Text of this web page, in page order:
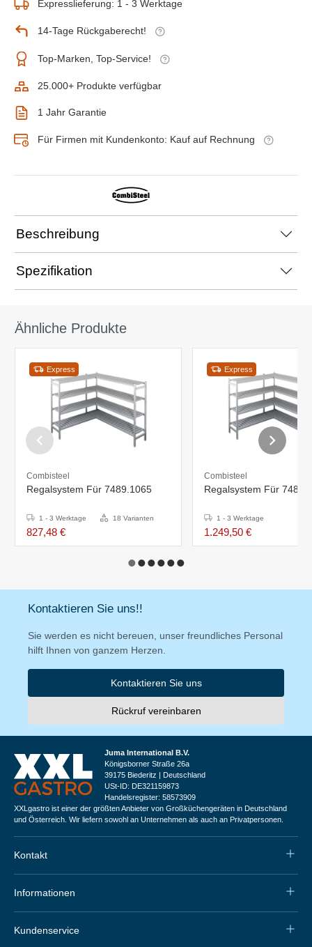
Expresslieferung: 1 - 3 Werktage
14-Tage Rückgaberecht!
Top-Marken, Top-Service!
25.000+ Produkte verfügbar
1 Jahr Garantie
Für Firmen mit Kundenkonto: Kauf auf Rechnung
Beschreibung
Spezifikation
Ähnliche Produkte
Express
Combisteel
Regalsystem Für 7489.1065
1 - 3 Werktage 18 Varianten
827,48 €
Express
Combisteel
Regalsystem Für
1 - 3 Werktage
1.249,50 €
Kontaktieren Sie uns!!
Sie werden es nicht bereuen, unser freundliches Personal
hilft Ihnen von ganzem Herzen.
Kontaktieren Sie uns
Rückruf vereinbaren
Juma International B.V.
Königsborner Straße 26a
39175 Biederitz | Deutschland
USt-ID: DE321159873
Handelsregister: 58573909
XXLgastro ist einer der größten Anbieter von Großküchengeräten in Deutschland
und Österreich. Wir liefern sowohl an Unternehmen als auch an Privatpersonen.
Kontakt
Informationen
Kundenservice